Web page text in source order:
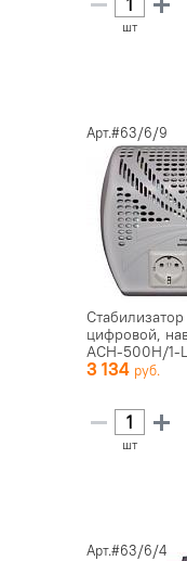
шт
Арт.#63/6/9
цифровой,
АСН-500Н/1-
3 134
шт
Арт.#63/6/4